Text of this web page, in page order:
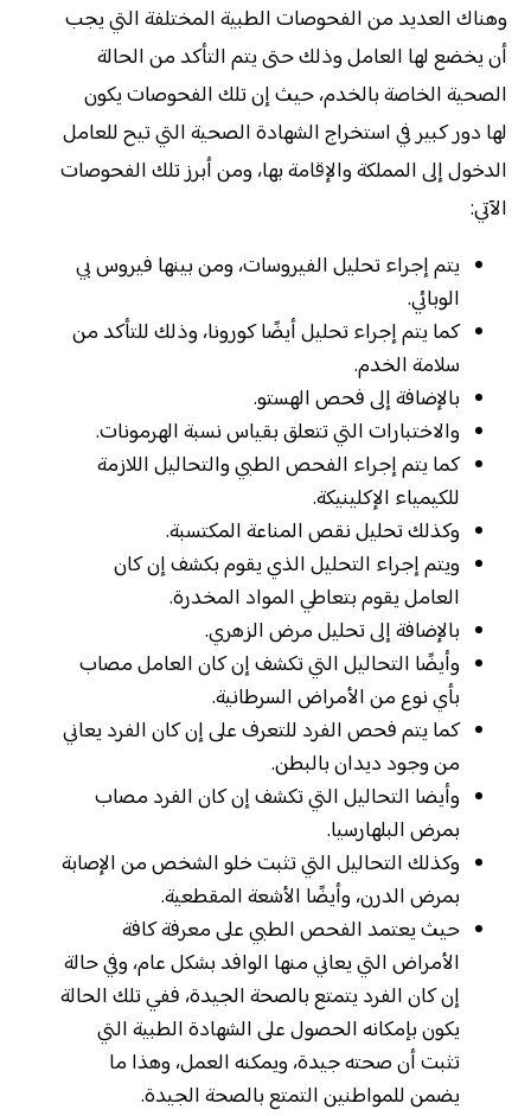
وهناك العديد من الفحوصات الطبية المختلفة التي يجب
أن يخضع لها العامل وذلك حتى يتم التأكد من الحالة
الصحية الخاصة بالخدم، حيث إن تلك الفحوصات يكون
لها دور كبير في استخراج الشهادة الصحية التي تيح للعامل
الدخول إلى المملكة والإقامة بها، ومن أبرز تلك الفحوصات
الآتي:
يتم إجراء تحليل الفيروسات، ومن بينها فيروس بي
الوبائي.
كما يتم إجراء تحليل أيضًا كورونا، وذلك للتأكد من
سلامة الخدم.
بالإضافة إلى فحص الهستو.
والاختبارات التي تتعلق بقياس نسبة الهرمونات.
كما يتم إجراء الفحص الطبي والتحاليل اللازمة
للكيمياء الإكلينيكة.
وكذلك تحليل نقص المناعة المكتسبة.
ويتم إجراء التحليل الذي يقوم بكشف إن كان
العامل يقوم بتعاطي المواد المخدرة.
بالإضافة إلى تحليل مرض الزهري.
وأيضًا التحاليل التي تكشف إن كان العامل مصاب
بأي نوع من الأمراض السرطانية.
كما يتم فحص الفرد للتعرف على إن كان الفرد يعاني
من وجود ديدان بالبطن.
وأيضا التحاليل التي تكشف إن كان الفرد مصاب
بمرض البلهارسيا.
وكذلك التحاليل التي تثبت خلو الشخص من الإصابة
بمرض الدرن، وأيضًا الأشعة المقطعية.
حيث يعتمد الفحص الطبي على معرفة كافة
الأمراض التي يعاني منها الوافد بشكل عام، وفي حالة
إن كان الفرد يتمتع بالصحة الجيدة، ففي تلك الحالة
يكون بإمكانه الحصول على الشهادة الطبية التي
تثبت أن صحته جيدة، ويمكنه العمل، وهذا ما
يضمن للمواطنين التمتع بالصحة الجيدة.